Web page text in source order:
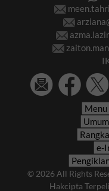
© 2026 All Rights
Hakcipta